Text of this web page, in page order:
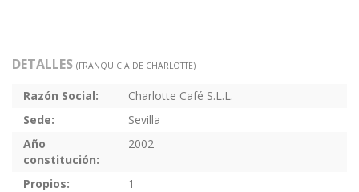
DETALLES (FRANQUICIA DE CHARLOTTE)
Razón Social:
Charlotte Café S.L.L.
Sede:
Sevilla
Año
constitución:
2002
Propios:
1